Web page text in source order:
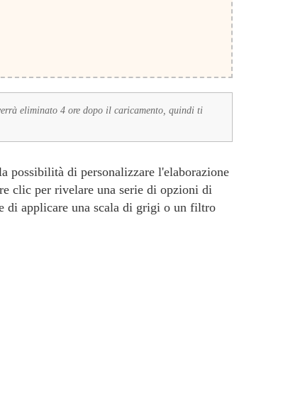
eliminato 4 ore dopo il caricamento, quindi ti
possibilità di personalizzare l'elaborazione
clic per rivelare una serie di opzioni di
di applicare una scala di grigi o un filtro